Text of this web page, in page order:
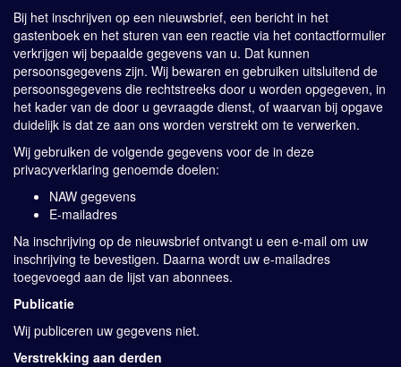
Bij het inschrijven op een nieuwsbrief, een bericht in het
gastenboek en het sturen van een reactie via het contactformulier
verkrijgen wij bepaalde gegevens van u. Dat kunnen
persoonsgegevens zijn. Wij bewaren en gebruiken uitsluitend de
persoonsgegevens die rechtstreeks door u worden opgegeven, in
het kader van de door u gevraagde dienst, of waarvan bij opgave
duidelijk is dat ze aan ons worden verstrekt om te verwerken.
Wij gebruiken de volgende gegevens voor de in deze
privacyverklaring genoemde doelen:
NAW gegevens
E-mailadres
Na inschrijving op de nieuwsbrief ontvangt u een e-mail om uw
inschrijving te bevestigen. Daarna wordt uw e-mailadres
toegevoegd aan de lijst van abonnees.
Publicatie
Wij publiceren uw gegevens niet.
Verstrekking aan derden